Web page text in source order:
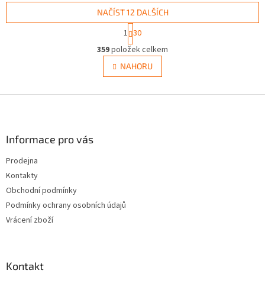
O
v
l
á
NAČÍST 12 DALŠÍCH
S
t
r
á
n
k
v
1 30
359položek celkem
NAHORU
Informace pro vás
Prodejna
Kontakty
Obchodní podmínky
Podmínky ochrany osobních údajů
Vrácení zboží
Kontakt